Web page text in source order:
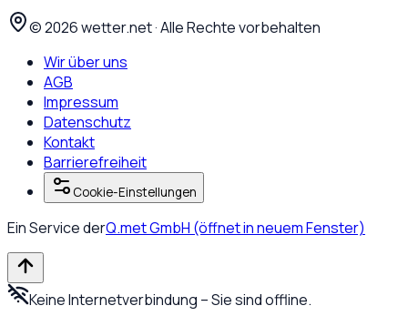
©2026wetter.net · Alle Rechte vorbehalten
Wir über uns
AGB
Impressum
Datenschutz
Kontakt
Barrierefreiheit
Cookie-Einstellungen
Ein Service derQ.met GmbH (öffnet in neuem Fenster)
Keine Internetverbindung – Sie sind offline.